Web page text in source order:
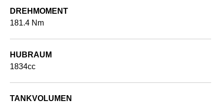
DREHMOMENT
181.4 Nm
HUBRAUM
1834cc
TANKVOLUMEN